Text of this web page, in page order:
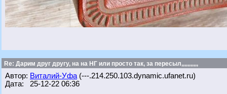
Re: Дарим друг другу, на на НГ или просто так, за пересыл,,,,,,,,,,,
Автор: Виталий-Уфа (---.214.250.103.dynamic.ufanet.ru)
Дата: 25-12-22 06:36